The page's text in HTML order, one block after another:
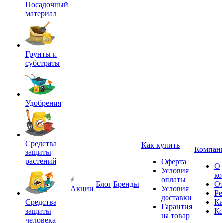
Посадочный
материал
Грунты и
субстраты
Удобрения
Средства
защиты
растений
Средства
защиты
человека
Акции
Блог Бренды
Как купить
Оферта
Условия
оплаты
Условия
доставки
Гарантия
на товар
О